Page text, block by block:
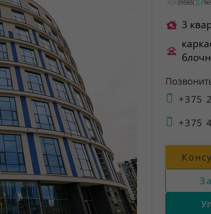
29585( 2 /
3
+375
+375